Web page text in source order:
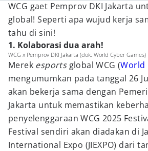
WCG gaet Pemprov DKI Jakarta
global! Seperti apa wujud kerja
tahu di sini!
1. Kolaborasi dua arah!
WCG x Pemprov DKI Jakarta (dok. World Cyber Games)
Merek esportsglobal WCG (World
mengumumkan pada tanggal 26
akan bekerja sama dengan
Jakarta untuk memastikan
penyelenggaraan WCG 2025
Festival sendiri akan diadakan di
International Expo (JIEXPO) dari